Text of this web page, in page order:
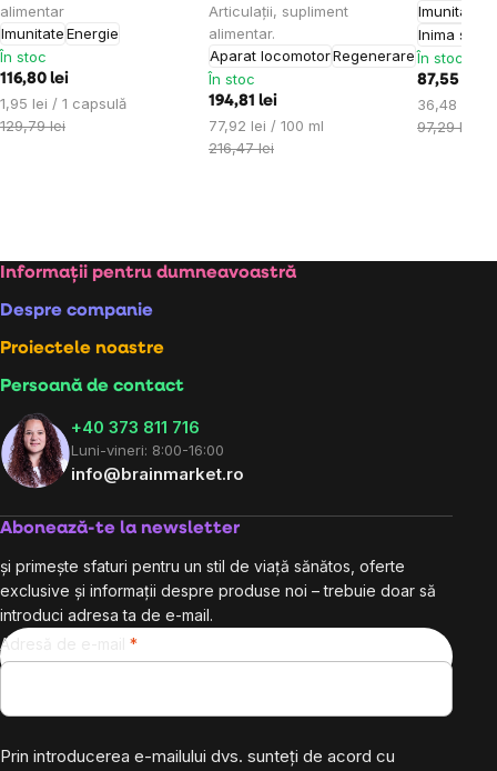
alimentar
ImunitateEnergie
În stoc
116,80 lei
Evaluare
preţ:
1,95 lei / 1 capsulă
129,79 lei
Articulații, supliment
alimentar.
Aparat locomotorRegenerare
În stoc
194,81 lei
Evaluare
preţ:
77,92 lei / 100 ml
216,47 lei
Imunitate
Inima și
În stoc
87,55 lei
Evaluare
preţ:
36,48 lei /
97,29 lei
Subsol
Informații pentru dumneavoastră
Despre companie
Proiectele noastre
Persoană de contact
+40 373 811 716
Luni-vineri: 8:00-16:00
info@brainmarket.ro
Abonează-te la newsletter
și primește sfaturi pentru un stil de viață sănătos, oferte
exclusive și informații despre produse noi – trebuie doar să
introduci adresa ta de e-mail.
Adresă de e-mail
Prin introducerea e-mailului dvs. sunteți de acord cu